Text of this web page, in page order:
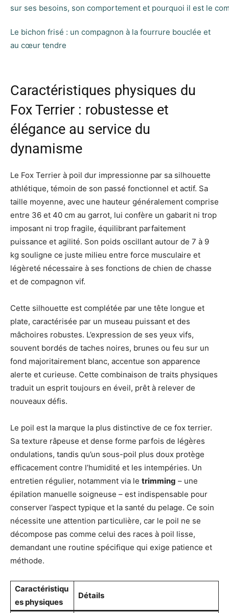
Le bichon frisé : un compagnon à la fourrure bouclée et
au cœur tendre
Caractéristiques physiques du
Fox Terrier : robustesse et
élégance au service du
dynamisme
Le Fox Terrier à poil dur impressionne par sa silhouette
athlétique, témoin de son passé fonctionnel et actif. Sa
taille moyenne, avec une hauteur généralement comprise
entre 36 et 40 cm au garrot, lui confère un gabarit ni trop
imposant ni trop fragile, équilibrant parfaitement
puissance et agilité. Son poids oscillant autour de 7 à 9
kg souligne ce juste milieu entre force musculaire et
légèreté nécessaire à ses fonctions de chien de chasse
et de compagnon vif.
Cette silhouette est complétée par une tête longue et
plate, caractérisée par un museau puissant et des
mâchoires robustes. L’expression de ses yeux vifs,
souvent bordés de taches noires, brunes ou feu sur un
fond majoritairement blanc, accentue son apparence
alerte et curieuse. Cette combinaison de traits physiques
traduit un esprit toujours en éveil, prêt à relever de
nouveaux défis.
Le poil est la marque la plus distinctive de ce fox terrier.
Sa texture râpeuse et dense forme parfois de légères
ondulations, tandis qu’un sous-poil plus doux protège
efficacement contre l’humidité et les intempéries. Un
entretien régulier, notamment via le trimming – une
épilation manuelle soigneuse – est indispensable pour
conserver l’aspect typique et la santé du pelage. Ce soin
nécessite une attention particulière, car le poil ne se
décompose pas comme celui des races à poil lisse,
demandant une routine spécifique qui exige patience et
méthode.
Caractéristiqu
es physiques
Détails